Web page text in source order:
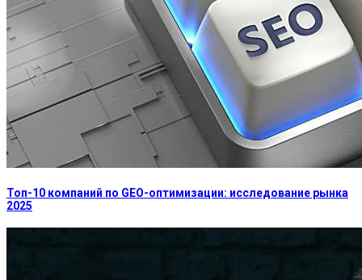
Топ-10 компаний по GEO-оптимизации: исследование рынка
2025